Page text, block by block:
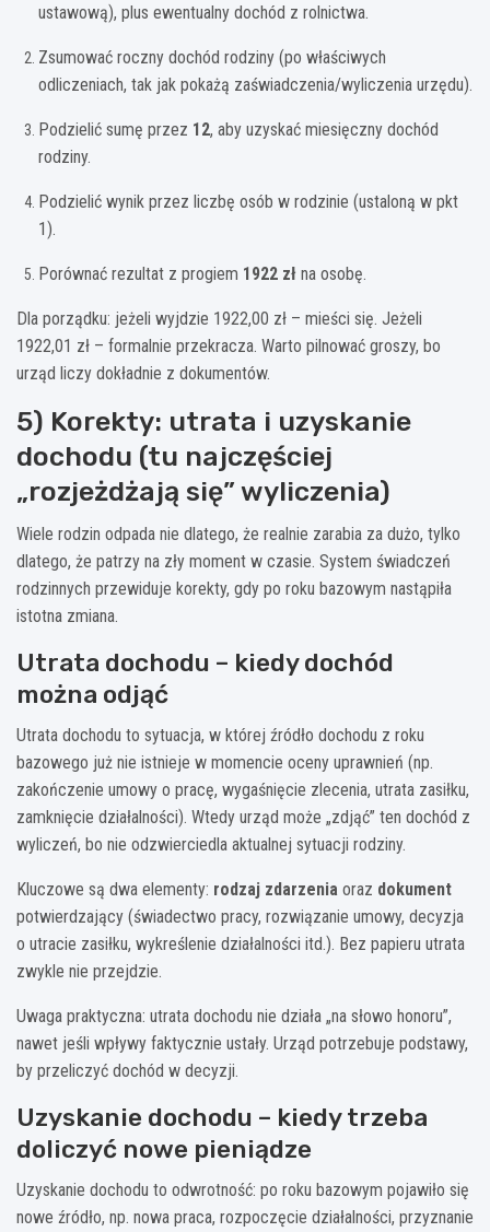
ustawową), plus ewentualny dochód z rolnictwa.
Zsumować roczny dochód rodziny (po właściwych
odliczeniach, tak jak pokażą zaświadczenia/wyliczenia urzędu).
Podzielić sumę przez 12, aby uzyskać miesięczny dochód
rodziny.
Podzielić wynik przez liczbę osób w rodzinie (ustaloną w pkt
1).
Porównać rezultat z progiem 1922 zł na osobę.
Dla porządku: jeżeli wyjdzie 1922,00 zł – mieści się. Jeżeli
1922,01 zł – formalnie przekracza. Warto pilnować groszy, bo
urząd liczy dokładnie z dokumentów.
5) Korekty: utrata i uzyskanie
dochodu (tu najczęściej
„rozjeżdżają się” wyliczenia)
Wiele rodzin odpada nie dlatego, że realnie zarabia za dużo, tylko
dlatego, że patrzy na zły moment w czasie. System świadczeń
rodzinnych przewiduje korekty, gdy po roku bazowym nastąpiła
istotna zmiana.
Utrata dochodu – kiedy dochód
można odjąć
Utrata dochodu to sytuacja, w której źródło dochodu z roku
bazowego już nie istnieje w momencie oceny uprawnień (np.
zakończenie umowy o pracę, wygaśnięcie zlecenia, utrata zasiłku,
zamknięcie działalności). Wtedy urząd może „zdjąć” ten dochód z
wyliczeń, bo nie odzwierciedla aktualnej sytuacji rodziny.
Kluczowe są dwa elementy: rodzaj zdarzenia oraz dokument
potwierdzający (świadectwo pracy, rozwiązanie umowy, decyzja
o utracie zasiłku, wykreślenie działalności itd.). Bez papieru utrata
zwykle nie przejdzie.
Uwaga praktyczna: utrata dochodu nie działa „na słowo honoru”,
nawet jeśli wpływy faktycznie ustały. Urząd potrzebuje podstawy,
by przeliczyć dochód w decyzji.
Uzyskanie dochodu – kiedy trzeba
doliczyć nowe pieniądze
Uzyskanie dochodu to odwrotność: po roku bazowym pojawiło się
nowe źródło, np. nowa praca, rozpoczęcie działalności, przyznanie